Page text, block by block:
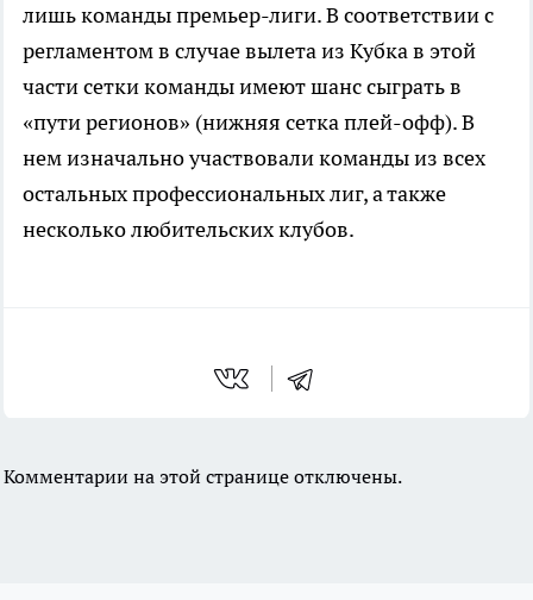
лишь команды премьер-лиги. В соответствии с
регламентом в случае вылета из Кубка в этой
части сетки команды имеют шанс сыграть в
«пути регионов» (нижняя сетка плей-офф). В
нем изначально участвовали команды из всех
остальных профессиональных лиг, а также
несколько любительских клубов.
Комментарии на этой странице отключены.